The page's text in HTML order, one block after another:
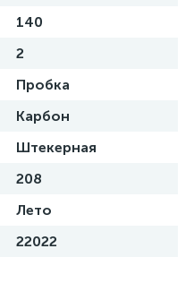
140
2
Пробка
Карбон
Штекерная
208
Лето
22022